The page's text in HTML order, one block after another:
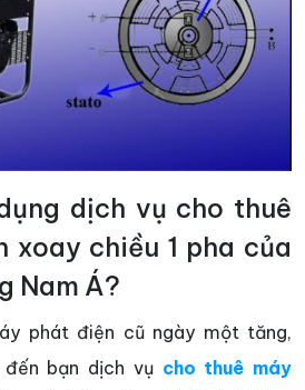
dịch vụ cho thuê
xoay chiều 1 pha của
Nam Á?
phát điện cũ ngày một tăng,
bạn dịch vụ cho thuê máy